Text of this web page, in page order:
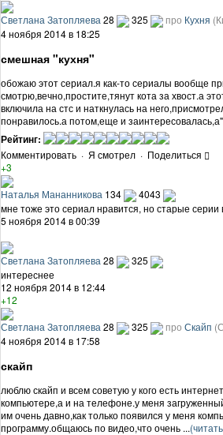
Светлана Затопляева 28 325 про Кухня
4 ноября 2014 в 18:25
смешная "кухня"
обожаю этот сериал.я как-то сериалы вообще
смотрю,вечно,простите,тянут кота за хвост.а
включила на стс и наткнулась на
понравилось.а потом,еще и
Рейтинг:
Комментировать · Я смотрел · Поделиться
+3
Наталья Мананникова 134
4043
мне тоже это сериал нравится, но старые серии
5 ноября 2014 в 00:39
Светлана Затопляева 28
325
интереснее
12 ноября 2014 в 12:44
+12
Светлана Затопляева 28 325 про Скайп
4 ноября 2014 в 17:58
скайп
люблю скайп и всем советую у кого есть
компьютере,а и на телефоне.у меня
им очень давно,как только появился у меня
программу.общаюсь по видео,что очень ...